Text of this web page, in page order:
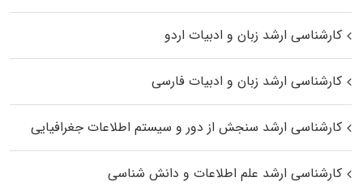
کارشناسی ارشد زبان و ادبیات اردو
کارشناسی ارشد زبان و ادبیات فارسی
کارشناسی ارشد سنجش از دور و سیستم اطلاعات جغرافیایی
کارشناسی ارشد علم اطلاعات و دانش شناسی